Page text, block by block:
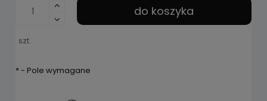
szt.
do koszyka
*- Pole wymagane